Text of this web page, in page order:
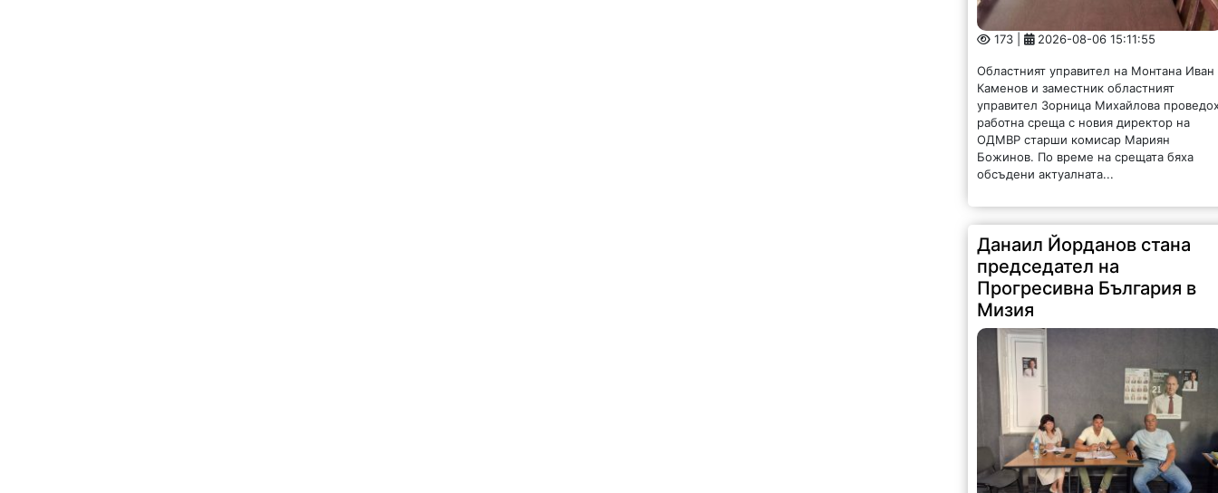
173 | 2026-08-06 15:11:55
Областният управител на Монтана Иван
Каменов и заместник областният
управител Зорница Михайлова
работна среща с новия директор на
ОДМВР старши комисар Мариян
Божинов. По време на срещата бяха
обсъдени актуалната...
Данаил Йорданов стана
председател на
Прогресивна България в
Мизия